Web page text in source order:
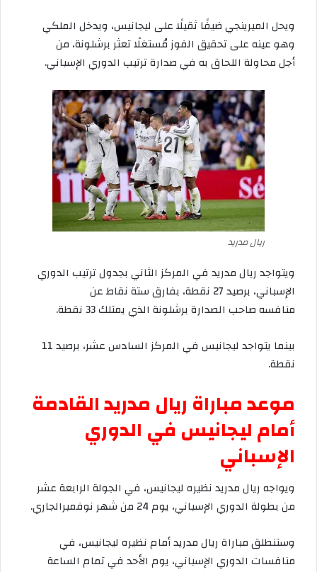
ويحل الميرينجيضيفًاثقيلًاعلى ليجانيس، ويدخل الملكي
وهوعينهعلىتحقيق الفوز مُستغلًاتعثربرشلونة، من
أجلمحاولة اللحاقبه فيصدارةترتيب الدوري الإسباني.
ريال مدريد
ويتواجد ريالمدريد في المركز الثانيبجدولترتيب الدوري
الإسباني، برصيد نقطة، بفارقستةنقاطعن
منافسهصاحب الصدارةبرشلونة الذييمتلك نقطة.
بينما يتواجد ليجانيس في المركز السادسعشر، برصيد
نقطة.
موعدمباراة ريال مدريدالقادمة
أمامليجانيس في الدوري
الإسباني
ويواجه ريالمدريدنظيره ليجانيس، في الجولة الرابعةعشر
منبطولة الدوري الإسباني، يوم منشهرنوفمبرالجاري.
وستنطلقمباراة ريالمدريدأمامنظيره ليجانيس، في
منافسات الدوري الإسباني، يوم الأحد فيتمام الساعة